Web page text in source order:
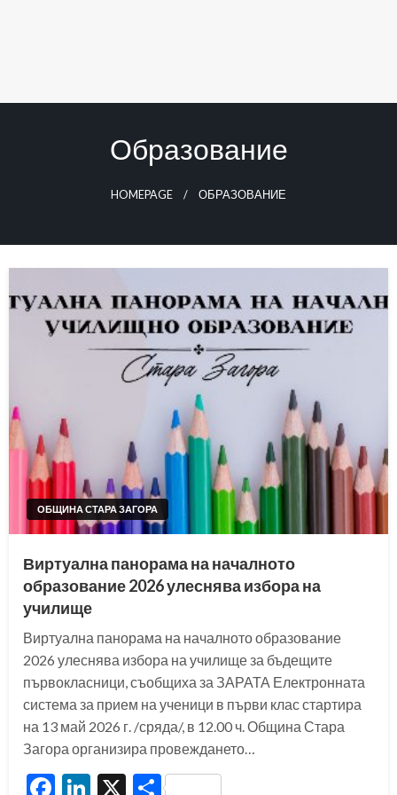
Образование
HOMEPAGE ОБРАЗОВАНИЕ
ОБЩИНА СТАРА ЗАГОРА
Виртуална панорама на началното
образование 2026 улеснява избора на
училище
Виртуална панорама на началното образование
2026 улеснява избора на училище за бъдещите
първокласници, съобщиха за ЗАРАТА Електронната
система за прием на ученици в първи клас стартира
на 13 май 2026 г. /сряда/, в 12.00 ч. Община Стара
Загора организира провеждането…
Facebook
LinkedIn
X Share